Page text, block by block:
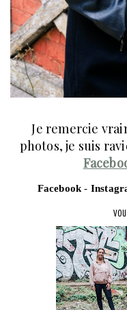
Je remercie
photos, je suis
Facebook - I